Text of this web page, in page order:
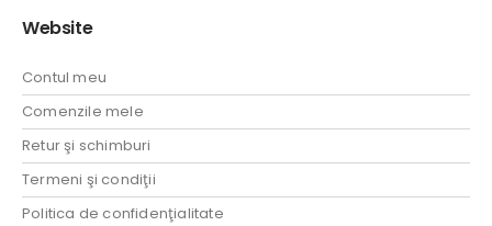
Website
Contul meu
Comenzile mele
Retur şi schimburi
Termeni şi condiţii
Politica de confidenţialitate